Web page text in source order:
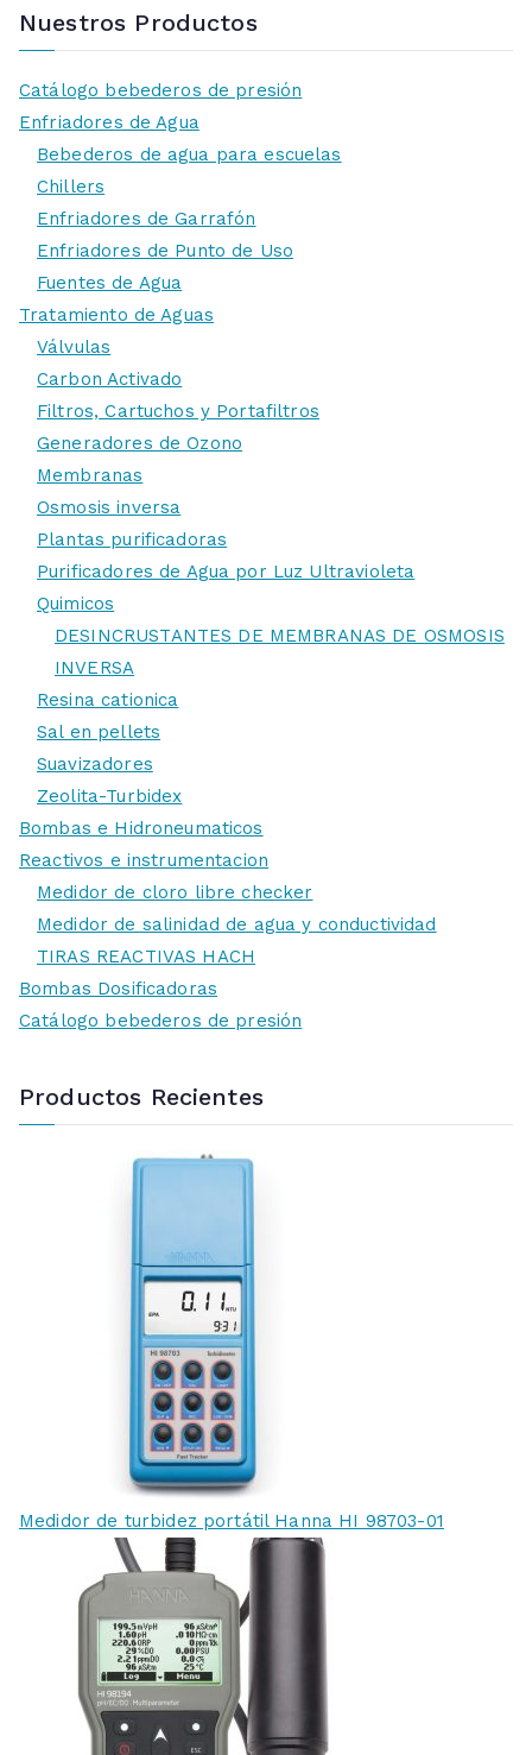
Nuestros Productos
Catálogo bebederos de presión
Enfriadores de Agua
Bebederos de agua para escuelas
Chillers
Enfriadores de Garrafón
Enfriadores de Punto de Uso
Fuentes de Agua
Tratamiento de Aguas
Válvulas
Carbon Activado
Filtros, Cartuchos y Portafiltros
Generadores de Ozono
Membranas
Osmosis inversa
Plantas purificadoras
Purificadores de Agua por Luz Ultravioleta
Quimicos
DESINCRUSTANTES DE MEMBRANAS DE OSMOSIS
INVERSA
Resina cationica
Sal en pellets
Suavizadores
Zeolita-Turbidex
Bombas e Hidroneumaticos
Reactivos e instrumentacion
Medidor de cloro libre checker
Medidor de salinidad de agua y conductividad
TIRAS REACTIVAS HACH
Bombas Dosificadoras
Catálogo bebederos de presión
Productos Recientes
Medidor de turbidez portátil Hanna HI 98703-01